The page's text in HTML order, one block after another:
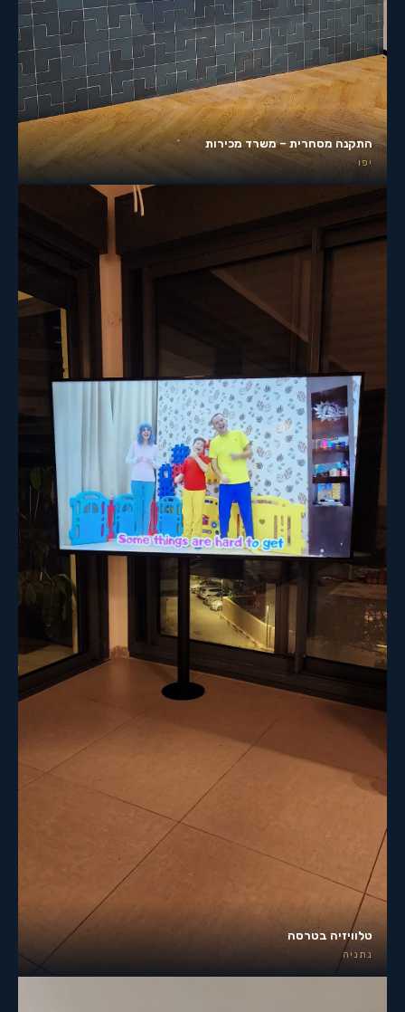
התקנה מסחרית – משרד מכירות
יפו
טלוויזיה בטרסה
נתניה